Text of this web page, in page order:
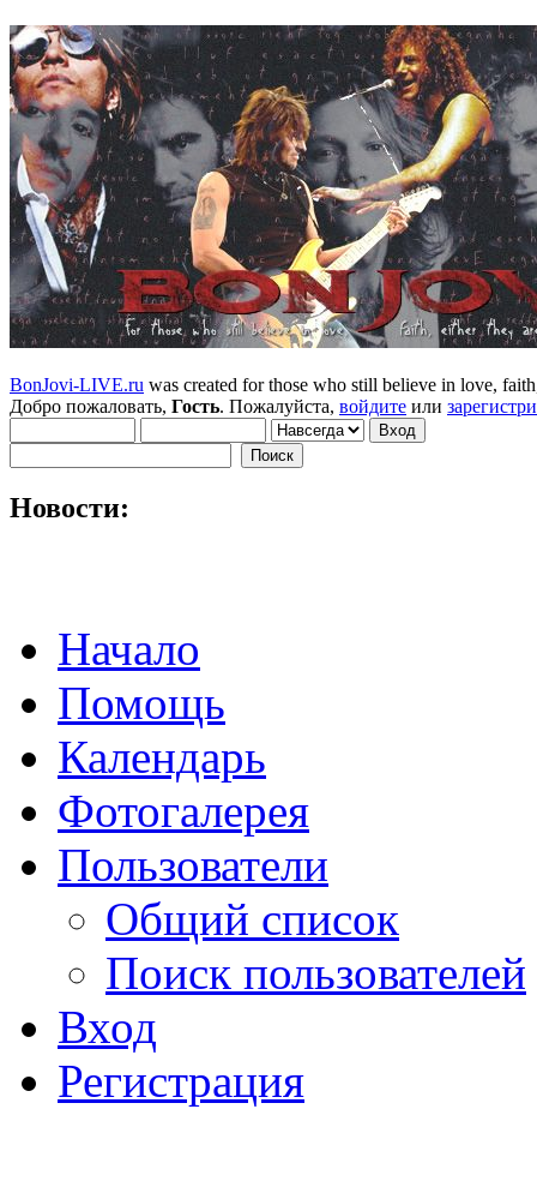
BonJovi-LIVE.ru was created for those who still believe in love,
Добро пожаловать, Гость. Пожалуйста, войдите или
Новости:
Начало
Помощь
Календарь
Фотогалерея
Пользователи
Общий список
Поиск пользователей
Вход
Регистрация